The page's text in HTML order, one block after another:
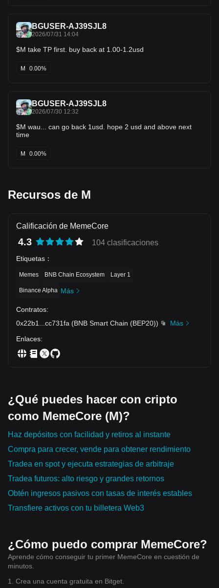
BGUSER-AJ39SJL8
2026/07/31 14:04
$M take TP first. buy back at 1.00-1.2usd
M 0.00%
BGUSER-AJ39SJL8
2026/07/30 12:32
$M wau... can go back 1usd. hope 2 usd and above next
time
M 0.00%
Recursos de M
Calificación de MemeCore
4.3 104 clasificaciones
Etiquetas ：
Memes BNB Chain Ecosystem Layer 1
Binance Alpha Más
Contratos:
0x22b1
cc731fa (BNB Smart Chain (BEP20))
Más
Enlaces:
¿Qué puedes hacer con cripto
como MemeCore (M)?
Haz depósitos con facilidad y retiros al instante
Compra para crecer, vende para obtener rendimiento
Tradea en spot y ejecuta estrategias de arbitraje
Tradea futuros: alto riesgo y grandes retornos
Obtén ingresos pasivos con tasas de interés estables
Transfiere activos con tu billetera Web3
¿Cómo puedo comprar MemeCore?
Aprende cómo conseguir tu primer MemeCore en cuestión de
minutos.
1. Crea una cuenta gratuita en Bitget.